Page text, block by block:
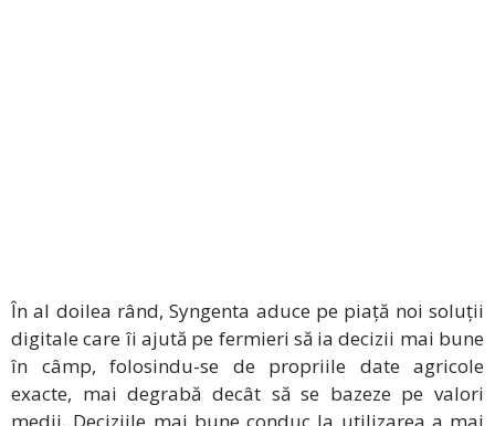
În al doilea rând, Syngenta aduce pe piață noi soluții
digitale care îi ajută pe fermieri să ia decizii mai bune
în câmp, folosindu-se de propriile date agricole
exacte, mai degrabă decât să se bazeze pe valori